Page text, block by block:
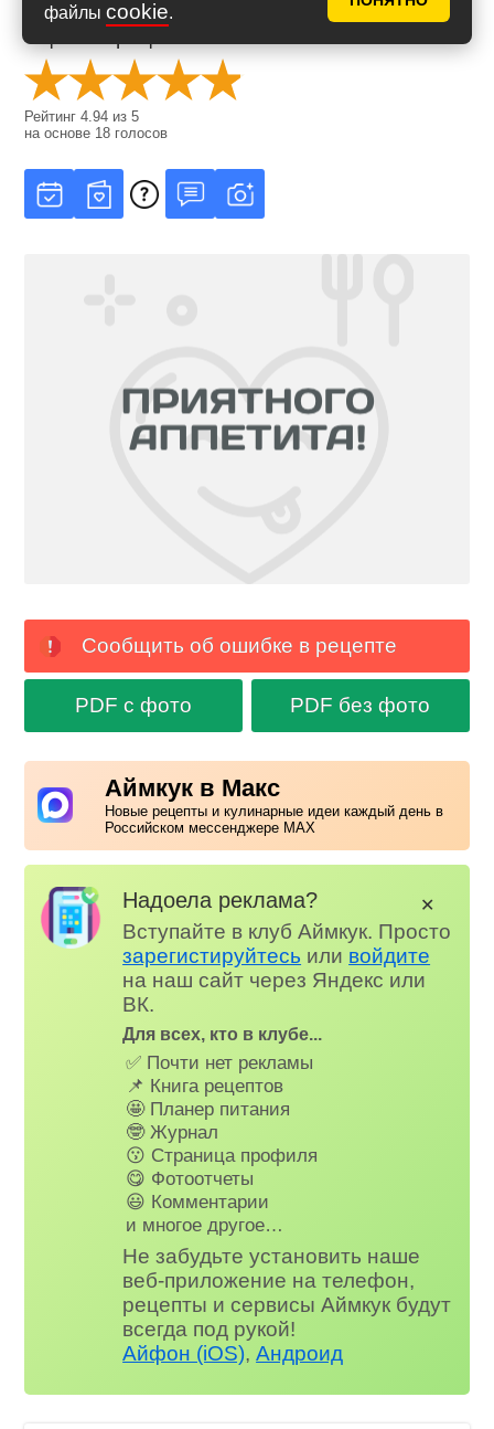
файлы cookie.
Оценить рецепт
Рейтинг4.94 из5
на основе 18 голосов
Сообщить об ошибке в рецепте
PDF с фото PDF без фото
Аймкук в Макс
Новые рецепты и кулинарные идеи каждый день в
Российском мессенджере MAX
Надоела реклама?
Вступайте в клуб Аймкук. Просто
зарегистируйтесь или войдите
на наш сайт через Яндекс или
ВК.
Для всех, кто в клубе...
✅ Почти нет рекламы
📌 Книга рецептов
🤩 Планер питания
🤓 Журнал
😗 Страница профиля
😋 Фотоотчеты
😃 Комментарии
и многое другое…
Не забудьте установить наше
веб-приложение на телефон,
рецепты и сервисы Аймкук будут
всегда под рукой!
Айфон (iOS),Андроид
✕